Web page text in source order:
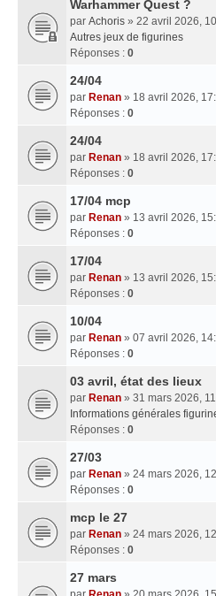
Warhammer Quest ?
par Achoris » 22 avril 2026,
Autres jeux de figurines
Réponses : 0
24/04
par Renan » 18 avril 2026,
Réponses : 0
24/04
par Renan » 18 avril 2026,
Réponses : 0
17/04 mcp
par Renan » 13 avril 2026,
Réponses : 0
17/04
par Renan » 13 avril 2026,
Réponses : 0
10/04
par Renan » 07 avril 2026,
Réponses : 0
03 avril, état des lieux
par Renan » 31 mars 2026,
Informations générales
Réponses : 0
27/03
par Renan » 24 mars 2026,
Réponses : 0
mcp le 27
par Renan » 24 mars 2026,
Réponses : 0
27 mars